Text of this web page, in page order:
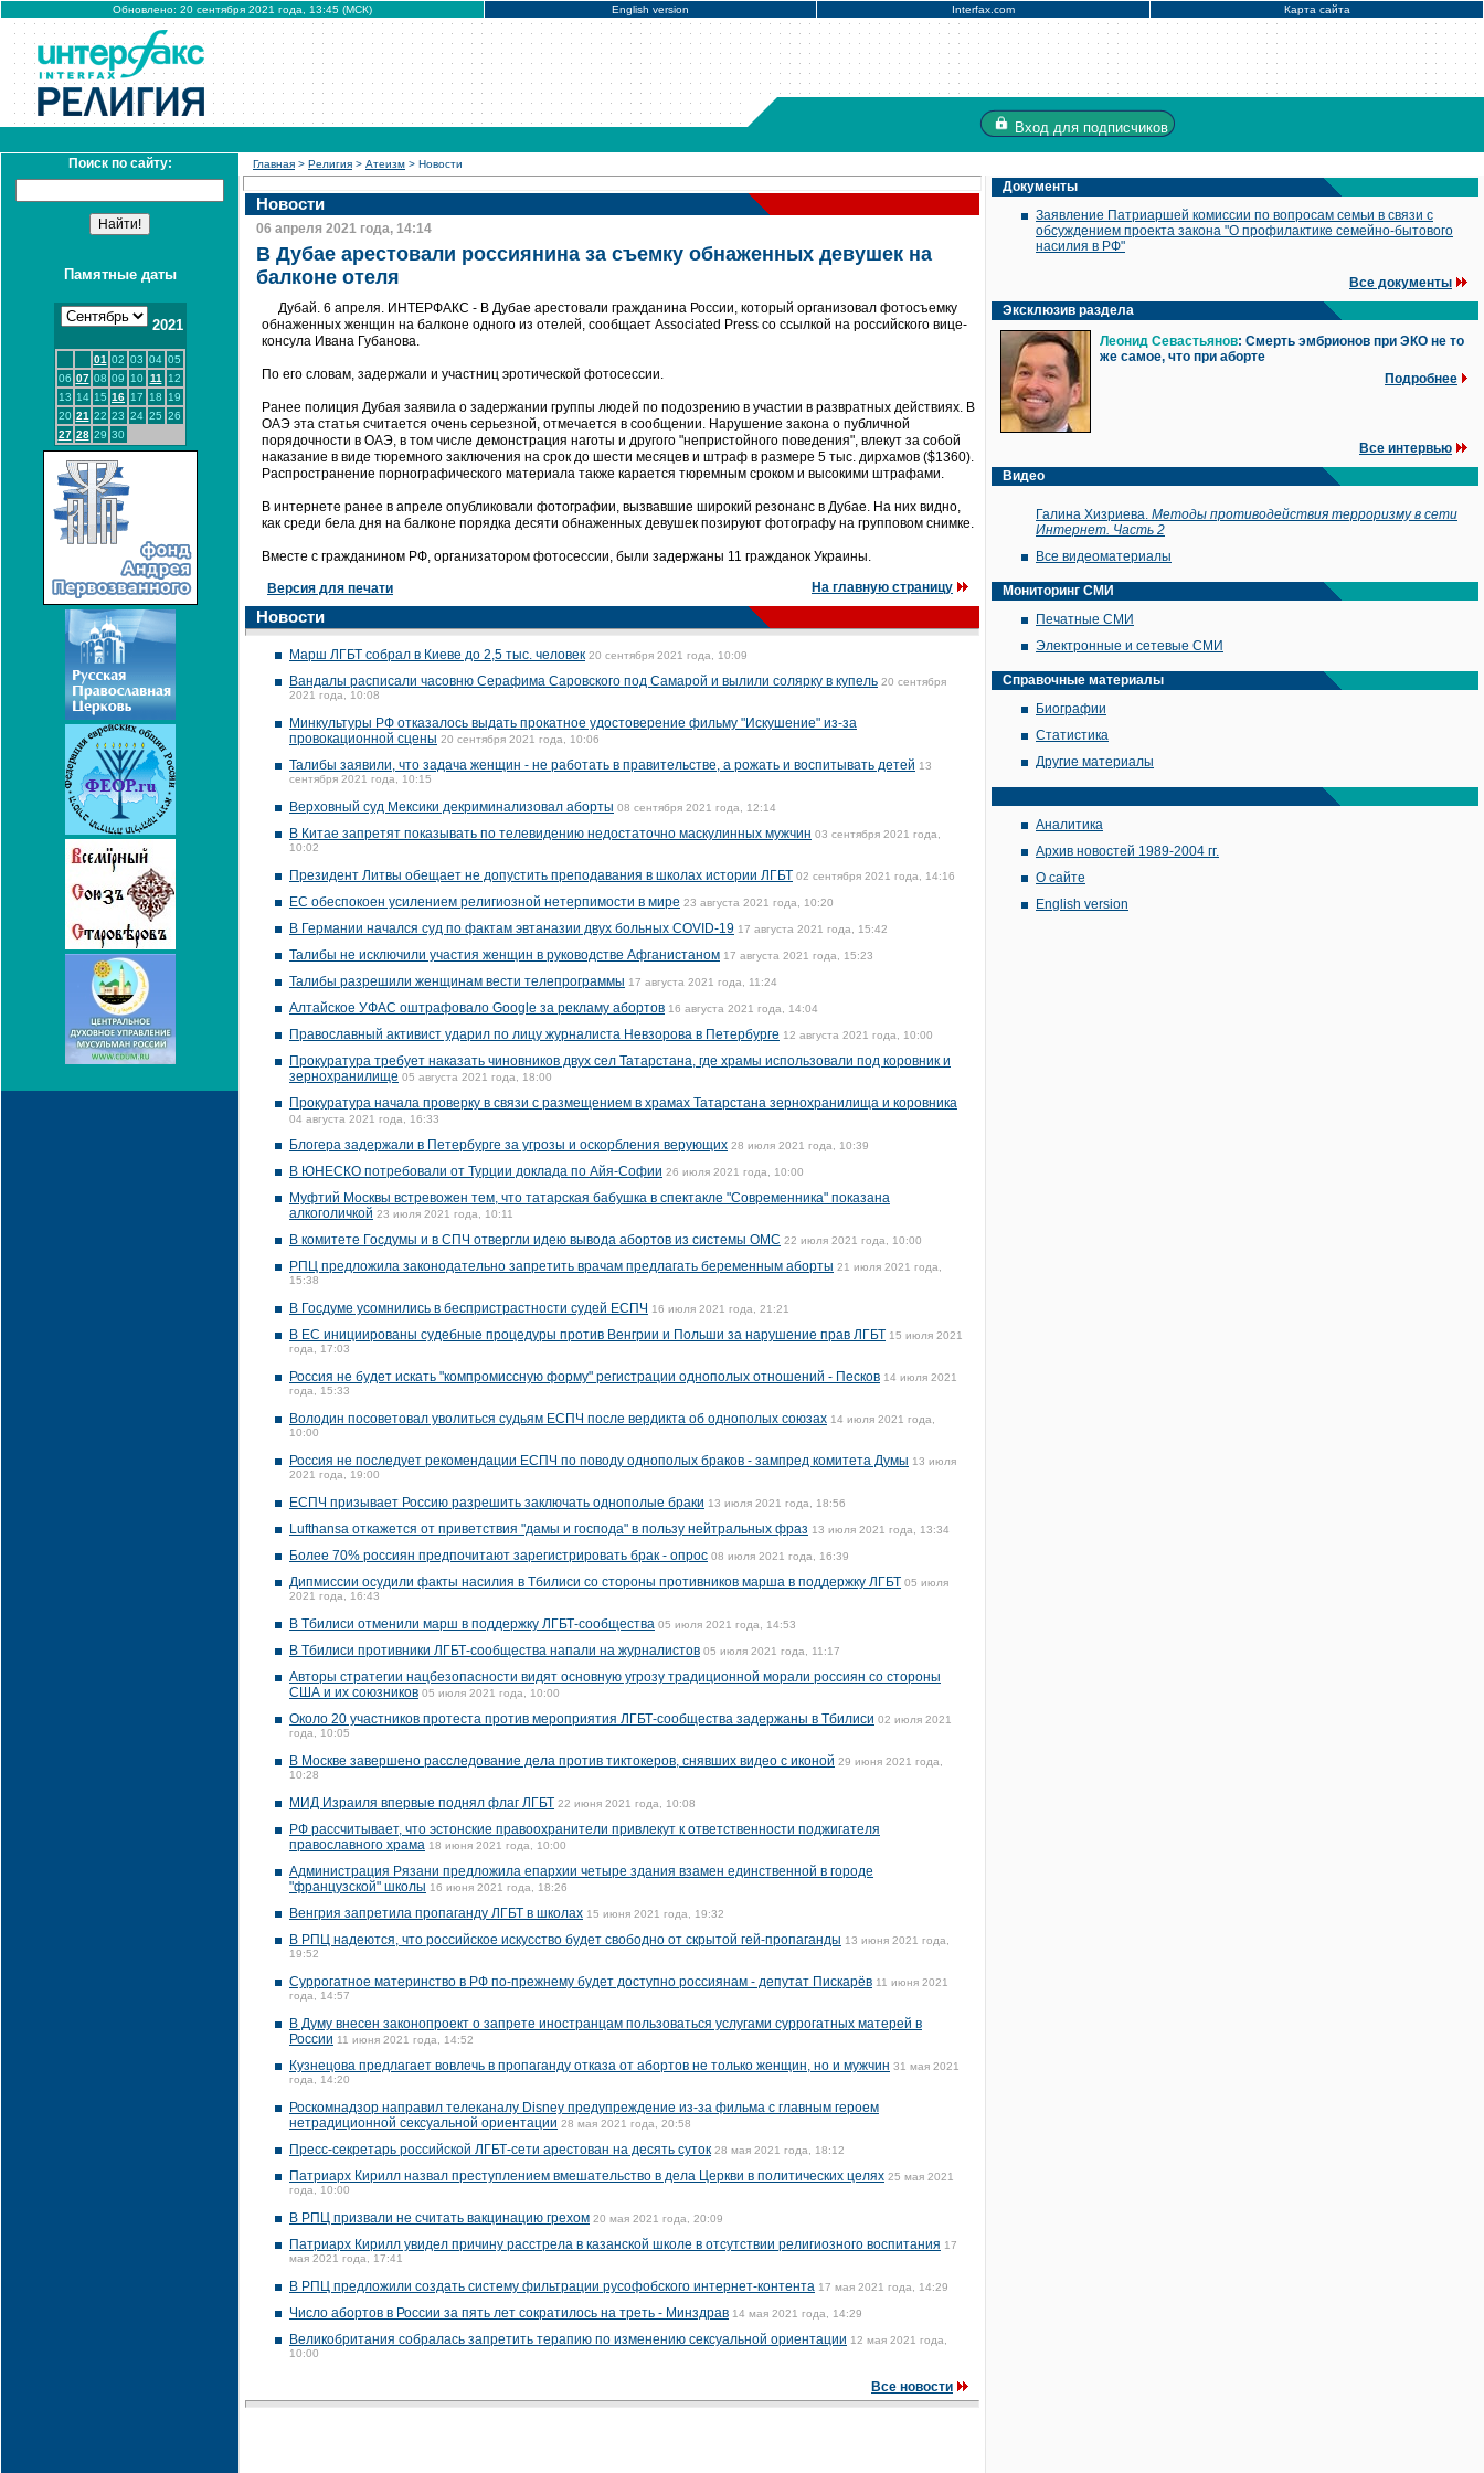
Обновлено: 20 сентября 2021 года, 13:45 (МСК) English version Interfax.com Карта сайта
Вход для подписчиков
Поиск по сайту:
Памятные даты
2021
01 02 03 04 05
06 07 08 09 10 11
12
13 14 15 16 17 18
19
20 21 22 23 24 25 26
27 28 29 30
Главная > Религия > Атеизм > Новости
Новости
06 апреля 2021 года, 14:14
В Дубае арестовали россиянина за съемку обнаженных девушек на
балконе отеля
Дубай. 6 апреля. ИНТЕРФАКС - В Дубае арестовали гражданина России, который организовал фотосъемку
обнаженных женщин на балконе одного из отелей, сообщает Associated Press со ссылкой на российского вице-
консула Ивана Губанова.
По его словам, задержали и участниц эротической фотосессии.
Ранее полиция Дубая заявила о задержании группы людей по подозрению в участии в развратных действиях. В
ОАЭ эта статья считается очень серьезной, отмечается в сообщении. Нарушение закона о публичной
порядочности в ОАЭ, в том числе демонстрация наготы и другого "непристойного поведения", влекут за собой
наказание в виде тюремного заключения на срок до шести месяцев и штраф в размере 5 тыс. дирхамов ($1360).
Распространение порнографического материала также карается тюремным сроком и высокими штрафами.
В интернете ранее в апреле опубликовали фотографии, вызвавшие широкий резонанс в Дубае. На них видно,
как среди бела дня на балконе порядка десяти обнаженных девушек позируют фотографу на групповом снимке.
Вместе с гражданином РФ, организатором фотосессии, были задержаны 11 гражданок Украины.
Версия для печати На главную страницу
Новости
Марш ЛГБТ собрал в Киеве до 2,5 тыс. человек 20 сентября 2021 года, 10:09
Вандалы расписали часовню Серафима Саровского под Самарой и вылили солярку в купель 20 сентября
2021 года, 10:08
Минкультуры РФ отказалось выдать прокатное удостоверение фильму "Искушение" из-за
провокационной сцены 20 сентября 2021 года, 10:06
Талибы заявили, что задача женщин - не работать в правительстве, а рожать и воспитывать детей 13
сентября 2021 года, 10:15
Верховный суд Мексики декриминализовал аборты 08 сентября 2021 года, 12:14
В Китае запретят показывать по телевидению недостаточно маскулинных мужчин 03 сентября 2021 года,
10:02
Президент Литвы обещает не допустить преподавания в школах истории ЛГБТ 02 сентября 2021 года, 14:16
ЕС обеспокоен усилением религиозной нетерпимости в мире 23 августа 2021 года, 10:20
В Германии начался суд по фактам эвтаназии двух больных COVID-19 17 августа 2021 года, 15:42
Талибы не исключили участия женщин в руководстве Афганистаном 17 августа 2021 года, 15:23
Талибы разрешили женщинам вести телепрограммы 17 августа 2021 года, 11:24
Алтайское УФАС оштрафовало Google за рекламу абортов 16 августа 2021 года, 14:04
Православный активист ударил по лицу журналиста Невзорова в Петербурге 12 августа 2021 года, 10:00
Прокуратура требует наказать чиновников двух сел Татарстана, где храмы использовали под коровник и
зернохранилище 05 августа 2021 года, 18:00
Прокуратура начала проверку в связи с размещением в храмах Татарстана зернохранилища и коровника
04 августа 2021 года, 16:33
Блогера задержали в Петербурге за угрозы и оскорбления верующих 28 июля 2021 года, 10:39
В ЮНЕСКО потребовали от Турции доклада по Айя-Софии 26 июля 2021 года, 10:00
Муфтий Москвы встревожен тем, что татарская бабушка в спектакле "Современника" показана
алкоголичкой 23 июля 2021 года, 10:11
В комитете Госдумы и в СПЧ отвергли идею вывода абортов из системы ОМС 22 июля 2021 года, 10:00
РПЦ предложила законодательно запретить врачам предлагать беременным аборты 21 июля 2021 года,
15:38
В Госдуме усомнились в беспристрастности судей ЕСПЧ 16 июля 2021 года, 21:21
В ЕС инициированы судебные процедуры против Венгрии и Польши за нарушение прав ЛГБТ 15 июля 2021
года, 17:03
Россия не будет искать "компромиссную форму" регистрации однополых отношений - Песков 14 июля 2021
года, 15:33
Володин посоветовал уволиться судьям ЕСПЧ после вердикта об однополых союзах 14 июля 2021 года,
10:00
Россия не последует рекомендации ЕСПЧ по поводу однополых браков - зампред комитета Думы 13 июля
2021 года, 19:00
ЕСПЧ призывает Россию разрешить заключать однополые браки 13 июля 2021 года, 18:56
Lufthansa откажется от приветствия "дамы и господа" в пользу нейтральных фраз 13 июля 2021 года, 13:34
Более 70% россиян предпочитают зарегистрировать брак - опрос 08 июля 2021 года, 16:39
Дипмиссии осудили факты насилия в Тбилиси со стороны противников марша в поддержку ЛГБТ 05 июля
2021 года, 16:43
В Тбилиси отменили марш в поддержку ЛГБТ-сообщества 05 июля 2021 года, 14:53
В Тбилиси противники ЛГБТ-сообщества напали на журналистов 05 июля 2021 года, 11:17
Авторы стратегии нацбезопасности видят основную угрозу традиционной морали россиян со стороны
США и их союзников 05 июля 2021 года, 10:00
Около 20 участников протеста против мероприятия ЛГБТ-сообщества задержаны в Тбилиси 02 июля 2021
года, 10:05
В Москве завершено расследование дела против тиктокеров, снявших видео с иконой 29 июня 2021 года,
10:28
МИД Израиля впервые поднял флаг ЛГБТ 22 июня 2021 года, 10:08
РФ рассчитывает, что эстонские правоохранители привлекут к ответственности поджигателя
православного храма 18 июня 2021 года, 10:00
Администрация Рязани предложила епархии четыре здания взамен единственной в городе
"французской" школы 16 июня 2021 года, 18:26
Венгрия запретила пропаганду ЛГБТ в школах 15 июня 2021 года, 19:32
В РПЦ надеются, что российское искусство будет свободно от скрытой гей-пропаганды 13 июня 2021 года,
19:52
Суррогатное материнство в РФ по-прежнему будет доступно россиянам - депутат Пискарёв 11 июня 2021
года, 14:57
В Думу внесен законопроект о запрете иностранцам пользоваться услугами суррогатных матерей в
России 11 июня 2021 года, 14:52
Кузнецова предлагает вовлечь в пропаганду отказа от абортов не только женщин, но и мужчин 31 мая 2021
года, 14:20
Роскомнадзор направил телеканалу Disney предупреждение из-за фильма с главным героем
нетрадиционной сексуальной ориентации 28 мая 2021 года, 20:58
Пресс-секретарь российской ЛГБТ-сети арестован на десять суток 28 мая 2021 года, 18:12
Патриарх Кирилл назвал преступлением вмешательство в дела Церкви в политических целях 25 мая 2021
года, 10:00
В РПЦ призвали не считать вакцинацию грехом 20 мая 2021 года, 20:09
Патриарх Кирилл увидел причину расстрела в казанской школе в отсутствии религиозного воспитания 17
мая 2021 года, 17:41
В РПЦ предложили создать систему фильтрации русофобского интернет-контента 17 мая 2021 года, 14:29
Число абортов в России за пять лет сократилось на треть - Минздрав 14 мая 2021 года, 14:29
Великобритания собралась запретить терапию по изменению сексуальной ориентации 12 мая 2021 года,
10:00
Все новости
Документы
Заявление Патриаршей комиссии по вопросам семьи в связи с
обсуждением проекта закона "О профилактике семейно-бытового
насилия в РФ"
Все документы
Эксклюзив раздела
Леонид Севастьянов: Смерть эмбрионов при ЭКО не то
же самое, что при аборте
Подробнее
Все интервью
Видео
Галина Хизриева. Методы противодействия терроризму в сети
Интернет. Часть 2
Все видеоматериалы
Мониторинг СМИ
Печатные СМИ
Электронные и сетевые СМИ
Справочные материалы
Биографии
Статистика
Другие материалы
Аналитика
Архив новостей 1989-2004 гг.
О сайте
English version